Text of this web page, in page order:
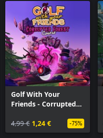
Golf With Your
Friends - Corrupted
4,99 € 1,24 € -75%